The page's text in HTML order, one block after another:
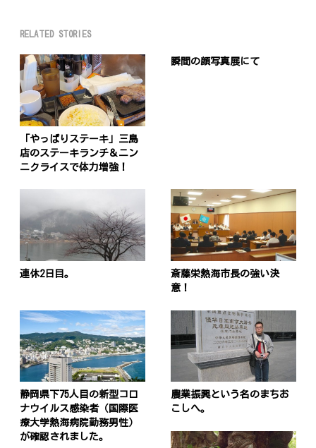
RELATED STORIES
「やっぱりステーキ」三島
店のステーキランチ＆ニン
ニクライスで体力増強！
瞬間の顔写真展にて
連休2日目。
斎藤栄熱海市長の強い決
意！
静岡県下75人目の新型コロ
ナウイルス感染者（国際医
療大学熱海病院勤務男性）
が確認されました。
農業振興という名のまちお
こしへ。